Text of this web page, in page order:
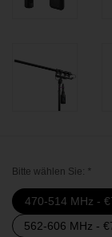
Bitte wählen Sie: *
470-514 MHz -
562-606 MHz -